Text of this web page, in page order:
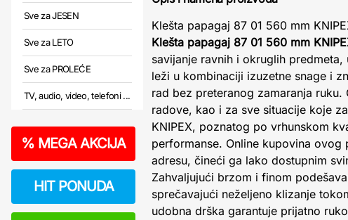
Sve za JESEN
Sve za LETO
Sve za PROLEĆE
TV, audio, video, telefoni ...
% MEGA AKCIJA
HIT PONUDA
Klešta papagaj 87 01 560 mm
Klešta papagaj 87 01 560 mm
savijanje ravnih i okruglih
leži u kombinaciji izuzetne snage i
rad bez preteranog zamaranja
radove, kao i za sve situacije koje
KNIPEX, poznatog po vrhunskom
performanse. Online kupovina
adresu, čineći ga lako dostupnim
Zahvaljujući brzom i finom
sprečavajući neželjeno klizanje
udobna drška garantuje prijatno